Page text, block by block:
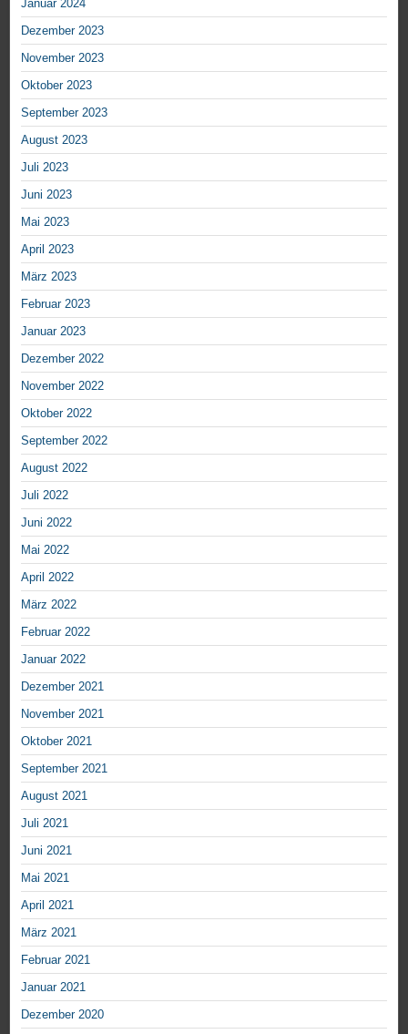
Januar 2024
Dezember 2023
November 2023
Oktober 2023
September 2023
August 2023
Juli 2023
Juni 2023
Mai 2023
April 2023
März 2023
Februar 2023
Januar 2023
Dezember 2022
November 2022
Oktober 2022
September 2022
August 2022
Juli 2022
Juni 2022
Mai 2022
April 2022
März 2022
Februar 2022
Januar 2022
Dezember 2021
November 2021
Oktober 2021
September 2021
August 2021
Juli 2021
Juni 2021
Mai 2021
April 2021
März 2021
Februar 2021
Januar 2021
Dezember 2020